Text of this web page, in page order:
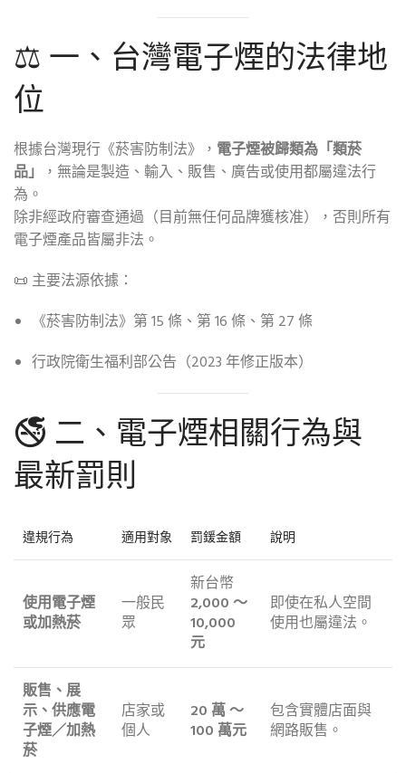
⚖️ 一、台灣電子煙的法律地
位
根據台灣現行《菸害防制法》， 電子煙被歸類為「類菸
品」 ，無論是製造、輸入、販售、廣告或使用都屬違法行
為。
除非經政府審查通過（目前無任何品牌獲核准），否則所有
電子煙產品皆屬非法。
📜 主要法源依據：
《菸害防制法》第 15 條、第 16 條、第 27 條
行政院衛生福利部公告（2023 年修正版本）
🚭 二、電子煙相關行為與
最新罰則
違規行為 適用對象 罰鍰金額 說明
使用電子煙
或加熱菸
一般民
眾
新台幣
2,000 ～
10,000
元
即使在私人空間
使用也屬違法。
販售、展
示、供應電
子煙／加熱
菸
店家或
個人
20 萬 ～
100 萬元
包含實體店面與
網路販售。